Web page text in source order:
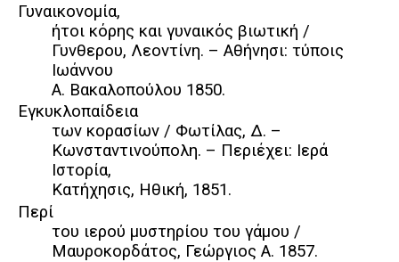
Γυναικονομία,
ήτοι κόρης και γυναικός βιωτική /
Γυνθερου, Λεοντίνη. – Αθήνησι: τύποις
Ιωάννου
Α. Βακαλοπούλου 1850.
Εγκυκλοπαίδεια
των κορασίων / Φωτίλας, Δ. –
Κωνσταντινούπολη. – Περιέχει: Ιερά
Ιστορία,
Κατήχησις, Ηθική, 1851.
Περί
του ιερού μυστηρίου του γάμου /
Μαυροκορδάτος, Γεώργιος Α. 1857.